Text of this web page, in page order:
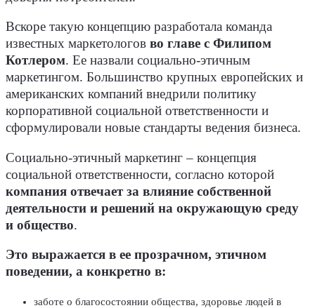
Вскоре такую концепцию разработала команда
известных маркетологов во главе с Филипом
Котлером. Ее назвали социально-этичным
маркетингом. Большинство крупных европейских и
американских компаний внедрили политику
корпоративной социальной ответственности и
сформулировали новые стандарты ведения бизнеса.
Социально-этичный маркетинг – концепция
социальной ответственности, согласно которой
компания отвечает за влияние собственной
деятельности и решений на окружающую среду
и общество.
Это выражается в ее прозрачном, этичном
поведении, а конкретно в:
заботе о благосостоянии общества, здоровье людей в